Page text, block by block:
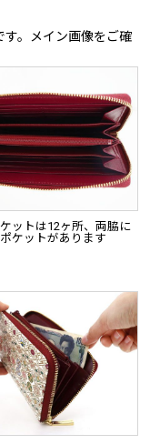
。メイン画像をご確
ットは12ヶ所、両脇に
ケットがあります